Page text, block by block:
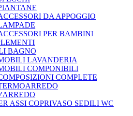
DA APPOGGIO
PER BAMBINI
BAGNO
LAVANDERIA
COMPONIBILI
COMPLETE
ASSI COPRIVASO SEDILI WC